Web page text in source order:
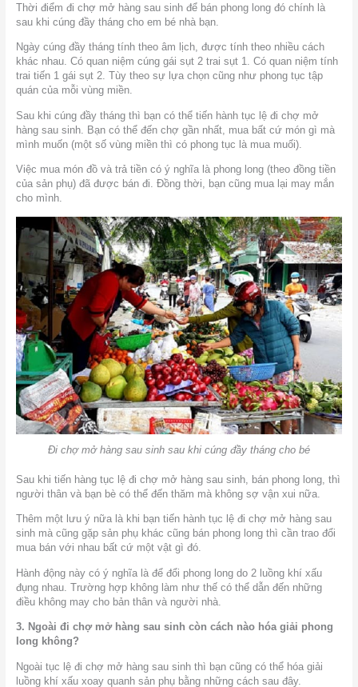
Thời điểm đi chợ mở hàng sau sinh để bán phong long đó chính là
sau khi cúng đầy tháng cho em bé nhà bạn.
Ngày cúng đầy tháng tính theo âm lịch, được tính theo nhiều cách
khác nhau. Có quan niệm cúng gái sụt 2 trai sụt 1. Có quan niệm tính
trai tiến 1 gái sụt 2. Tùy theo sự lựa chọn cũng như phong tục tập
quán của mỗi vùng miền.
Sau khi cúng đầy tháng thì bạn có thể tiến hành tục lệ đi chợ mở
hàng sau sinh. Bạn có thể đến chợ gần nhất, mua bất cứ món gì mà
mình muốn (một số vùng miền thì có phong tục là mua muối).
Việc mua món đồ và trả tiền có ý nghĩa là phong long (theo đồng tiền
của sản phụ) đã được bán đi. Đồng thời, bạn cũng mua lại may mắn
cho mình.
Đi chợ mở hàng sau sinh sau khi cúng đầy tháng cho bé
Sau khi tiến hàng tục lệ đi chợ mở hàng sau sinh, bán phong long, thì
người thân và bạn bè có thể đến thăm mà không sợ vận xui nữa.
Thêm một lưu ý nữa là khi bạn tiến hành tục lệ đi chợ mở hàng sau
sinh mà cũng gặp sản phụ khác cũng bán phong long thì cần trao đổi
mua bán với nhau bất cứ một vật gì đó.
Hành động này có ý nghĩa là để đổi phong long do 2 luồng khí xấu
đụng nhau. Trường hợp không làm như thế có thể dẫn đến những
điều không may cho bản thân và người nhà.
3. Ngoài đi chợ mở hàng sau sinh còn cách nào hóa giải phong
long không?
Ngoài tục lệ đi chợ mở hàng sau sinh thì bạn cũng có thể hóa giải
luồng khí xấu xoay quanh sản phụ bằng những cách sau đây.